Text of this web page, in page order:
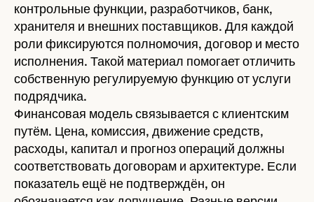
контрольные функции, разработчиков, банк,
хранителя и внешних поставщиков. Для каждой
роли фиксируются полномочия, договор и место
исполнения. Такой материал помогает отличить
собственную регулируемую функцию от услуги
подрядчика.
Финансовая модель связывается с клиентским
путём. Цена, комиссия, движение средств,
расходы, капитал и прогноз операций должны
соответствовать договорам и архитектуре. Если
показатель ещё не подтверждён, он